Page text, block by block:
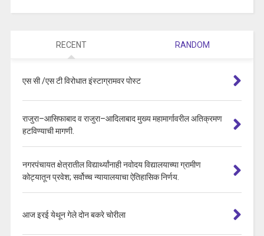
RECENT RANDOM
एस सी /एस टी विरोधात इंस्टाग्रामवर पोस्ट
राजुरा–आसिफाबाद व राजुरा–आदिलाबाद मुख्य महामार्गावरील अतिक्रमण
हटविण्याची मागणी.
नगरपंचायत क्षेत्रातील विद्यार्थ्यांनाही नवोदय विद्यालयाच्या ग्रामीण
कोट्यातून प्रवेश; सर्वोच्च न्यायालयाचा ऐतिहासिक निर्णय.
आज इरई येथून गेले दोन बकरे चोरीला